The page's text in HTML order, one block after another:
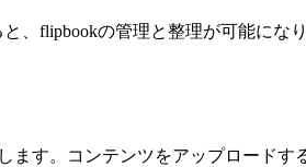
、flipbookの管理と整理が可能に
ます。コンテンツをアップロード